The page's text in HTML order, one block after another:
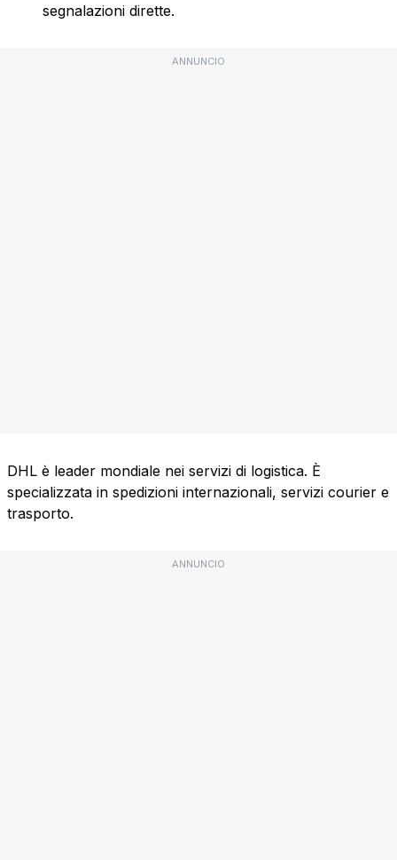
segnalazioni dirette.
ANNUNCIO
DHL è leader mondiale nei servizi di logistica. È
specializzata in spedizioni internazionali, servizi courier e
trasporto.
ANNUNCIO